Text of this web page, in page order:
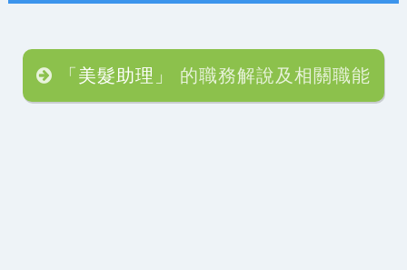
「美髮助理」 的職務解說及相關職能